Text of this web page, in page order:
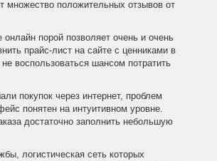
множество положительных отзывов от
порой позволяет очень и очень
прайс-лист на сайте с ценниками в
воспользоваться шансом потратить
покупок через интернет, проблем
понятен на интуитивном уровне.
достаточно заполнить небольшую
логистическая сеть которых